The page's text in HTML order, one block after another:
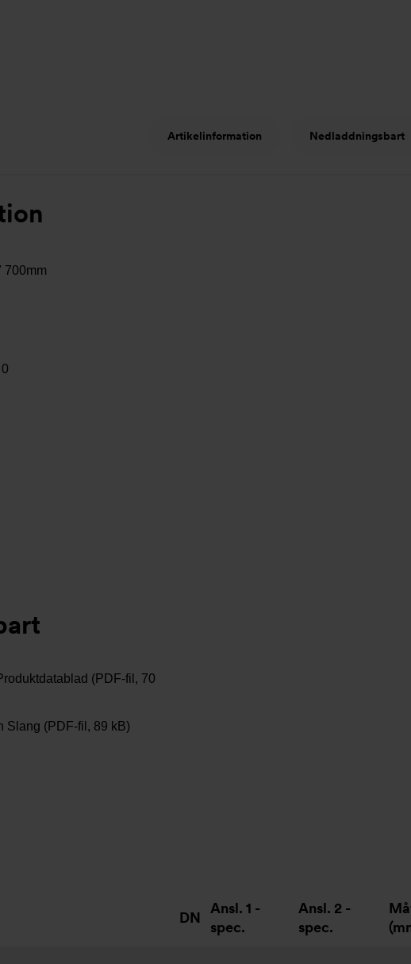
Artikelinformation Nedladdningsbart
700mm
0
(PDF-fil, 70
Slang (PDF-fil, 89 kB)
DN
Ansl. 1 -
spec.
Ansl. 2 -
spec.